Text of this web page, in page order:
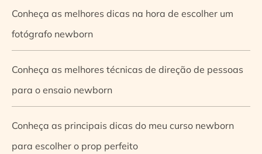
Conheça as melhores dicas na hora de escolher um
fotógrafo newborn
Conheça as melhores técnicas de direção de pessoas
para o ensaio newborn
Conheça as principais dicas do meu curso newborn
para escolher o prop perfeito